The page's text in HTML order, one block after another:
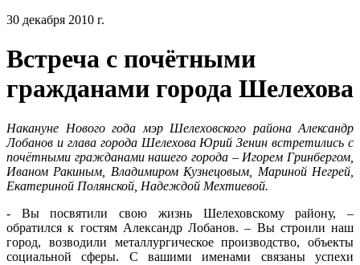
30 декабря 2010 г.
Встреча с почётными
гражданами города Шелехова
Накануне Нового года мэр Шелеховского района Александр
Лобанов и глава города Шелехова Юрий Зенин встретились с
почётными гражданами нашего города – Игорем Гринбергом,
Иваном Ракиным, Владимиром Кузнецовым, Мариной Негрей,
Екатериной Полянской, Надеждой Мехтиевой.
- Вы посвятили свою жизнь Шелеховскому району, –
обратился к гостям Александр Лобанов. – Вы строили наш
город, возводили металлургическое производство, объекты
социальной сферы. С вашими именами связаны успехи